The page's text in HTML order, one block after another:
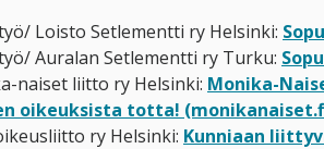
Loisto Setlementti ry Helsinki:
Auralan Setlementti ry Turku:
naiset liitto ry Helsinki: Monika-
oikeuksista totta!
ry Helsinki: Kunniaan